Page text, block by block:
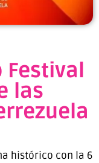
Festival
las
histórico con la 6